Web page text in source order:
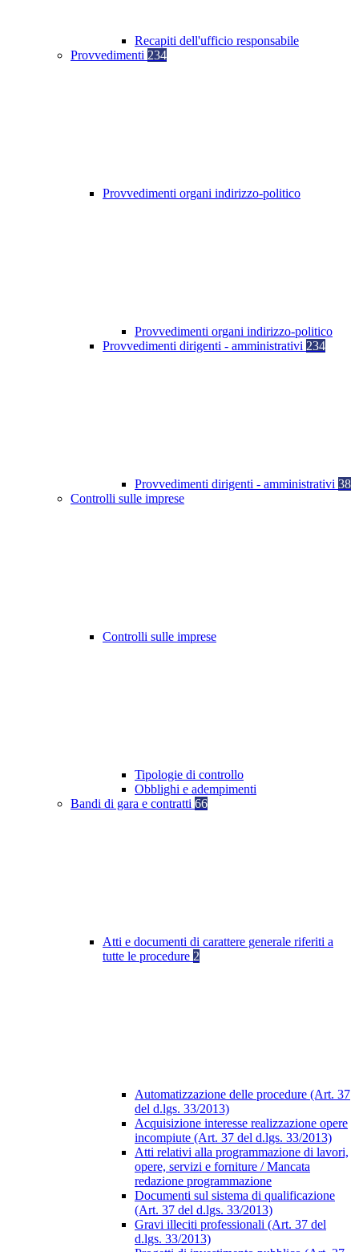
Recapiti dell'ufficio responsabile
Provvedimenti 234
Provvedimenti organi indirizzo-politico
Provvedimenti organi indirizzo-politico
Provvedimenti dirigenti - amministrativi 234
Provvedimenti dirigenti - amministrativi 38
Controlli sulle imprese
Controlli sulle imprese
Tipologie di controllo
Obblighi e adempimenti
Bandi di gara e contratti 66
Atti e documenti di carattere generale riferiti a
tutte le procedure 2
Automatizzazione delle procedure (Art. 37
del d.lgs. 33/2013)
Acquisizione interesse realizzazione opere
incompiute (Art. 37 del d.lgs. 33/2013)
Atti relativi alla programmazione di lavori,
opere, servizi e forniture / Mancata
redazione programmazione
Documenti sul sistema di qualificazione
(Art. 37 del d.lgs. 33/2013)
Gravi illeciti professionali (Art. 37 del
d.lgs. 33/2013)